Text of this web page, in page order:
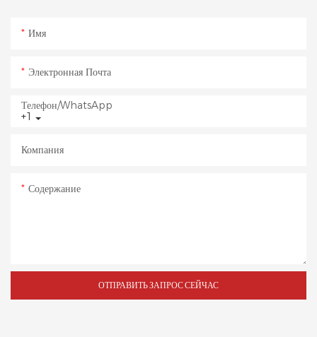
Имя
Электронная Почта
+1
Телефон/WhatsApp
Компания
Содержание
ОТПРАВИТЬ ЗАПРОС СЕЙЧАС